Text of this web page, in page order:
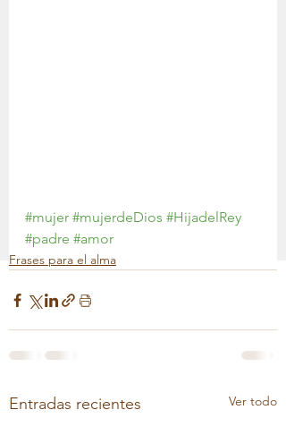
#mujer #mujerdeDios #HijadelRey
#padre #amor
Frases para el alma
Entradas recientes Ver todo